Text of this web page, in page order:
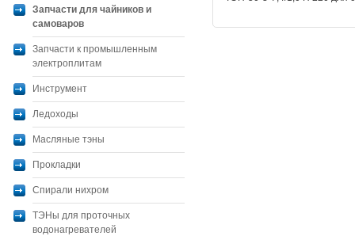
Запчасти для чайников и
самоваров
Запчасти к промышленным
электроплитам
Инструмент
Ледоходы
Масляные тэны
Прокладки
Спирали нихром
ТЭНы для проточных
водонагревателей